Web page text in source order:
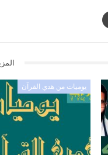
يوميات من هدي القرآن